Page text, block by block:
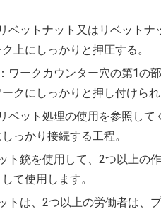
ベットナット又はリベット
上にしっかりと押圧する。
ワークカウンター穴の第1
クにしっかりと押し付けら
ベット処理の使用を参照し
っかり接続する工程。
ト銃を使用して、2つ以上
て使用します。
トは、2つ以上の労働者は